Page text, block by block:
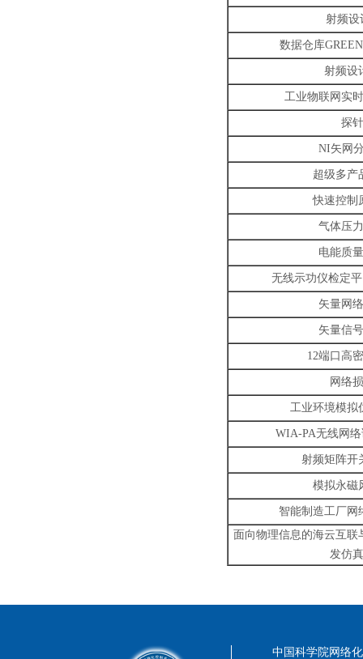
射频设
数据仓库
射频设
工业物联网实
探
NI矢网
超级多产
快速控制
气体压
电能质
无线示功仪检定
矢量网
矢量信
12端口高
网络
工业环境模拟
WIA-PA无线网
射频矩阵开
模拟永磁
智能制造工厂网
面向物理信息的海云互
发仿
中国科学院网络